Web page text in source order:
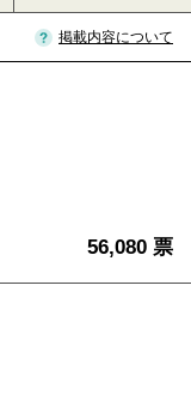
掲載内容について
56,080 票